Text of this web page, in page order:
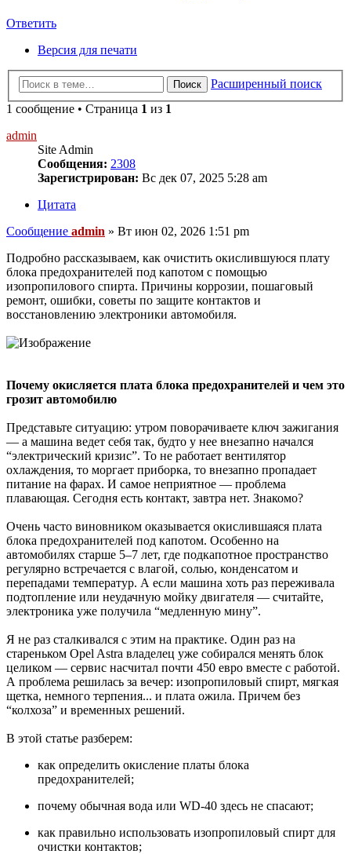
Ответить
Версия для печати
Поиск
Расширенный поиск
1 сообщение • Страница 1 из 1
admin
Site Admin
Сообщения: 2308
Зарегистрирован: Вс дек 07, 2025 5:28 am
Цитата
Сообщение admin » Вт июн 02, 2026 1:51 pm
Подробно рассказываем, как очистить окислившуюся плату
блока предохранителей под капотом с помощью
изопропилового спирта. Причины коррозии, пошаговый
ремонт, ошибки, советы по защите контактов и
восстановлению электроники автомобиля.
Почему окисляется плата блока предохранителей и чем это
грозит автомобилю
Представьте ситуацию: утром поворачиваете ключ зажигания
— а машина ведет себя так, будто у нее внезапно начался
“электрический кризис”. То не работает вентилятор
охлаждения, то моргает приборка, то внезапно пропадает
питание на фарах. И самое неприятное — проблема
плавающая. Сегодня есть контакт, завтра нет. Знакомо?
Очень часто виновником оказывается окислившаяся плата
блока предохранителей под капотом. Особенно на
автомобилях старше 5–7 лет, где подкапотное пространство
регулярно встречается с влагой, солью, конденсатом и
перепадами температур. А если машина хоть раз переживала
подтопление или неудачную мойку двигателя — считайте,
электроника уже получила “медленную мину”.
Я не раз сталкивался с этим на практике. Один раз на
стареньком Opel Astra владелец уже собирался менять блок
целиком — сервис насчитал почти 450 евро вместе с работой.
А проблема решилась за вечер: изопропиловый спирт, мягкая
щетка, немного терпения... и плата ожила. Причем без
“колхоза” и временных решений.
В этой статье разберем:
как определить окисление платы блока
предохранителей;
почему обычная вода или WD-40 здесь не спасают;
как правильно использовать изопропиловый спирт для
очистки контактов;